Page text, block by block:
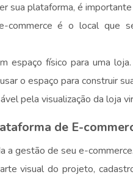
sua plataforma, é
commerce é o local que
espaço físico para uma
o espaço para construir
pela visualização da loja
de E-
a gestão de seu e-commerce.
visual do projeto,